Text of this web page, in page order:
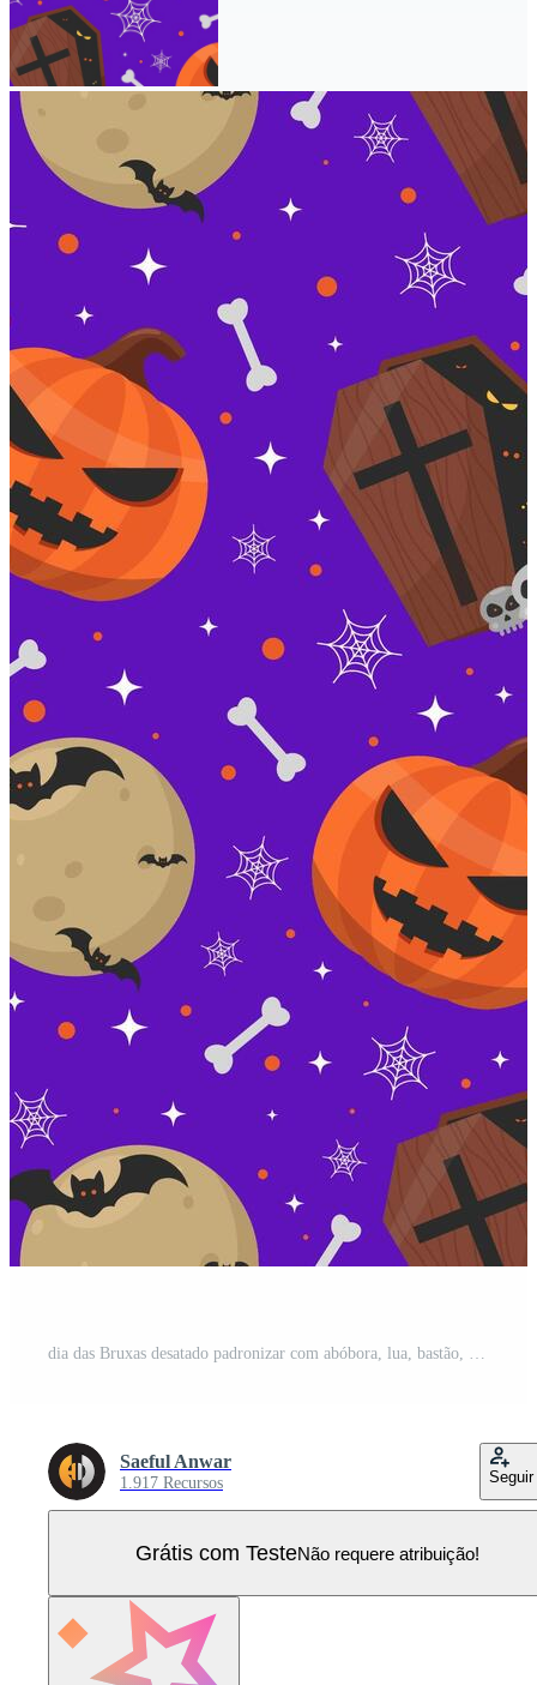
dia das Bruxas desatado padronizar com abóbora, lua, bastão, e caixão Vetor Pro
Saeful Anwar
1.917 Recursos Seguir
Grátis com TesteNão requere atribuição!